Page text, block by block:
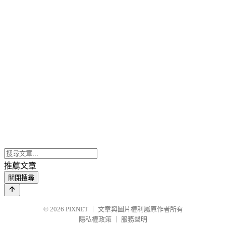
推薦文章
關閉搜尋
© 2026 PIXNET
文章與圖片權利屬原作者所有
隱私權政策
服務聲明